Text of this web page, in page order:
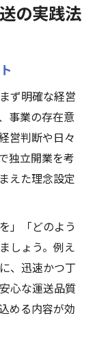
の実践法
ず明確な経営
事業の存在意
営判断や日々
独立開業を考
えた理念設定
」「どのよう
しょう。例え
、迅速かつ丁
心な運送品質
める内容が効